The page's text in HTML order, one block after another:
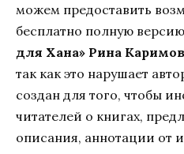
можем предоставить
бесплатно полную
для Хана» Рина
так как это нарушает
создан для того, чтобы
читателей о книгах,
описания, аннотации от